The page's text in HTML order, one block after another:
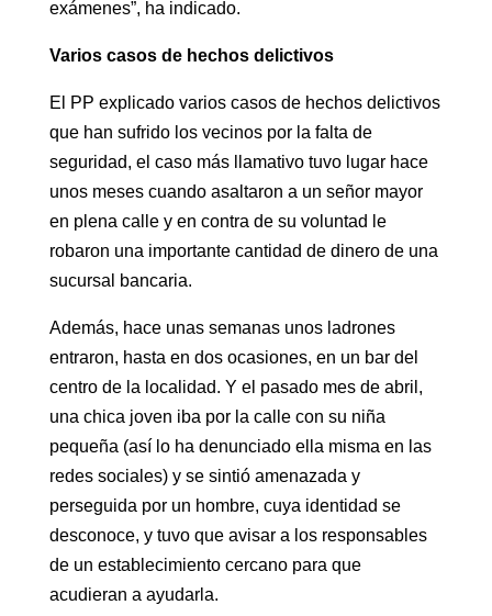
exámenes”, ha indicado.
Varios casos de hechos delictivos
El PP explicado varios casos de hechos delictivos
que han sufrido los vecinos por la falta de
seguridad, el caso más llamativo tuvo lugar hace
unos meses cuando asaltaron a un señor mayor
en plena calle y en contra de su voluntad le
robaron una importante cantidad de dinero de una
sucursal bancaria.
Además, hace unas semanas unos ladrones
entraron, hasta en dos ocasiones, en un bar del
centro de la localidad. Y el pasado mes de abril,
una chica joven iba por la calle con su niña
pequeña (así lo ha denunciado ella misma en las
redes sociales) y se sintió amenazada y
perseguida por un hombre, cuya identidad se
desconoce, y tuvo que avisar a los responsables
de un establecimiento cercano para que
acudieran a ayudarla.